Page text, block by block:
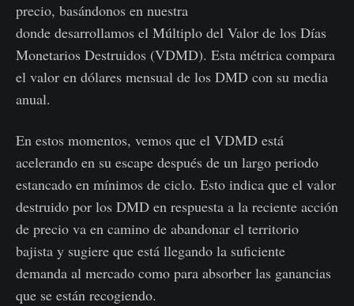
precio, basándonos en nuestra
donde desarrollamos el Múltiplo del Valor de los Días
Monetarios Destruidos (VDMD). Esta métrica compara
el valor en dólares mensual de los DMD con su media
anual.
En estos momentos, vemos que el VDMD está
acelerando en su escape después de un largo periodo
estancado en mínimos de ciclo. Esto indica que el valor
destruido por los DMD en respuesta a la reciente acción
de precio va en camino de abandonar el territorio
bajista y sugiere que está llegando la suficiente
demanda al mercado como para absorber las ganancias
que se están recogiendo.